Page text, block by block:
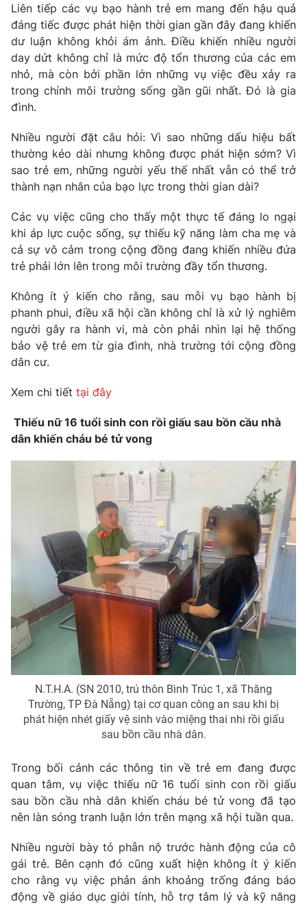
Photo Infographic
Video Shorts video
VTV Money VTV Thể thao
Thị trường 24h Tấm lòng Việt
VTV9 VTV8
THỜI BÁO VTV
Theo dõi báo trên
Cơ quan chủ quản:Đài Truyền hình Việt Nam
Giấy phép hoạt động báo in và báo điện tử số 483/GP-BTTTT
cấp ngày 29/12/2023
Vũ Thanh Thủy
Phó Tổng Biên tập:Nguyễn Thị Mỹ Hạnh, Phạm Quốc Thắng,
Nguyễn Trọng Ninh
Tổng đài VTV:
024.38 355 931 - 024.38 355 932
Ðiện thoại Thời báo VTV:024.66 897 897
toasoan@vtv.vn
Liên hệ quảng cáo:
024-7300.7108
® Cấm sao chép dưới mọi hình thức nếu không có sự chấp
thuận bằng văn bản. Ghi rõ nguồn VTV.vn khi phát hành lại
Liên tiếp các vụ bạo hành trẻ em mang đến hậu quả
đáng tiếc được phát hiện thời gian gần đây đang khiến
dư luận không khỏi ám ảnh. Điều khiến nhiều người
day dứt không chỉ là mức độ tổn thương của các em
nhỏ, mà còn bởi phần lớn những vụ việc đều xảy ra
trong chính môi trường sống gần gũi nhất. Đó là gia
đình.
Nhiều người đặt câu hỏi: Vì sao những dấu hiệu bất
thường kéo dài nhưng không được phát hiện sớm? Vì
sao trẻ em, những người yếu thế nhất vẫn có thể trở
thành nạn nhân của bạo lực trong thời gian dài?
Các vụ việc cũng cho thấy một thực tế đáng lo ngại
khi áp lực cuộc sống, sự thiếu kỹ năng làm cha mẹ và
cả sự vô cảm trong cộng đồng đang khiến nhiều đứa
trẻ phải lớn lên trong môi trường đầy tổn thương.
Không ít ý kiến cho rằng, sau mỗi vụ bạo hành bị
phanh phui, điều xã hội cần không chỉ là xử lý nghiêm
người gây ra hành vi, mà còn phải nhìn lại hệ thống
bảo vệ trẻ em từ gia đình, nhà trường tới cộng đồng
dân cư.
Xem chi tiết tại đây
Thiếu nữ 16 tuổi sinh con rồi giấu sau bồn cầu nhà
dân khiến cháu bé tử vong
N.T.H.A. (SN 2010, trú thôn Bình Trúc 1, xã Thăng
Trường, TP Đà Nẵng) tại cơ quan công an sau khi bị
phát hiện nhét giấy vệ sinh vào miệng thai nhi rồi giấu
sau bồn cầu nhà dân.
Trong bối cảnh các thông tin về trẻ em đang được
quan tâm, vụ việc thiếu nữ 16 tuổi sinh con rồi giấu
sau bồn cầu nhà dân khiến cháu bé tử vong đã tạo
nên làn sóng tranh luận lớn trên mạng xã hội tuần qua.
Nhiều người bày tỏ phẫn nộ trước hành động của cô
gái trẻ. Bên cạnh đó cũng xuất hiện không ít ý kiến
cho rằng vụ việc phản ánh khoảng trống đáng báo
động về giáo dục giới tính, hỗ trợ tâm lý và kỹ năng